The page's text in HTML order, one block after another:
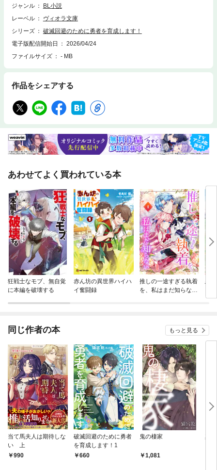
しは熱を帯びていき――。「師匠のことが俺は大好きだからな！」あれ？
ジャンル
BL小説
レーベル
ヴィオラ文庫
シリーズ
破滅回避のために勇者を育成します！
電子版配信開始日
2026/04/24
ファイルサイズ
- MB
作品をシェアする
あわせてよく買われている本
狂戦士なモブ、無自覚
に本編を破壊する
赤ん坊の異世界ハイハ
イ奮闘録
推しの一途すぎる執着
を、私はまだ知らない
悪
い
し
～
同じ作者の本 もっと見る
当て馬夫人は期待しな
い 上
990
破滅回避のために勇者
を育成します！1
660
鬼の棲家
1,081
真